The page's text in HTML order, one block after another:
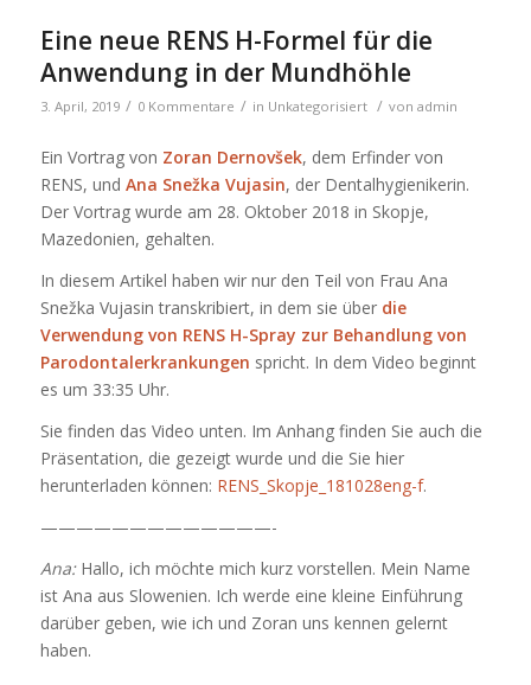
Eine neue RENS H-Formel für die
Anwendung in der Mundhöhle
3. April, 2019 / 0 Kommentare / in Unkategorisiert / von admin
Ein Vortrag von Zoran Dernovšek, dem Erfinder von
RENS, und Ana Snežka Vujasin, der Dentalhygienikerin.
Der Vortrag wurde am 28. Oktober 2018 in Skopje,
Mazedonien, gehalten.
In diesem Artikel haben wir nur den Teil von Frau Ana
Snežka Vujasin transkribiert, in dem sie über die
Verwendung von RENS H-Spray zur Behandlung von
Parodontalerkrankungen spricht. In dem Video beginnt
es um 33:35 Uhr.
Sie finden das Video unten. Im Anhang finden Sie auch die
Präsentation, die gezeigt wurde und die Sie hier
herunterladen können: RENS_Skopje_181028eng-f.
—————————————-
Ana: Hallo, ich möchte mich kurz vorstellen. Mein Name
ist Ana aus Slowenien. Ich werde eine kleine Einführung
darüber geben, wie ich und Zoran uns kennen gelernt
haben.